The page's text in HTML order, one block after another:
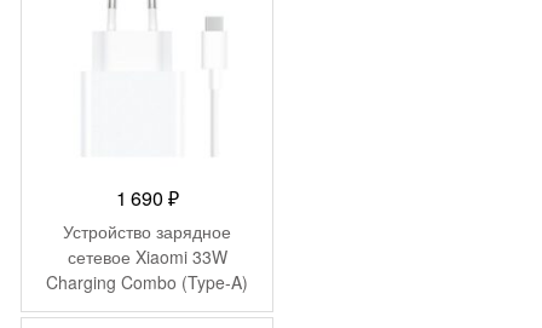
1 690 ₽
Устройство зарядное
сетевое Xiaomi 33W
Charging Combo (Type-A)
MDY-11-EZ (BHR6039EU)